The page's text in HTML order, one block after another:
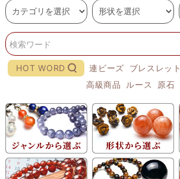
HOT WORD 連ビーズ ブレスレット
高級商品
ルース 原石